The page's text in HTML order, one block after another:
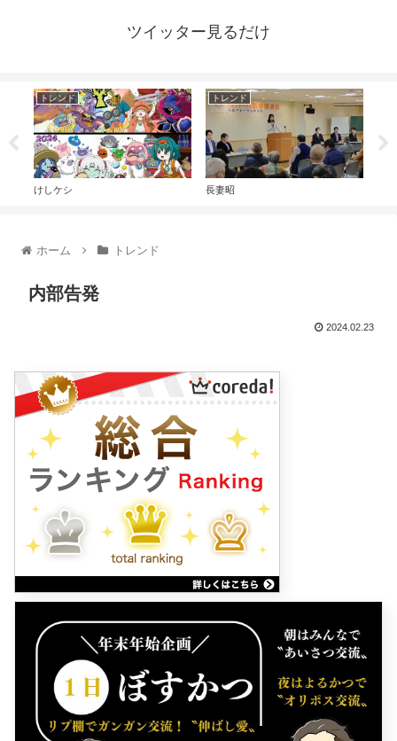
ツイッター見るだけ
トレンド
けしケシ
トレンド
長妻昭
ホーム トレンド
内部告発
2024.02.23